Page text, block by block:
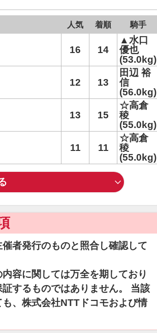
人気 着順 騎手
16 14
▲水口
優也
(53.0kg)
12 13
田辺 裕
信
(56.0kg)
13 15
☆高倉
稜
(55.0kg)
11 11
☆高倉
稜
(55.0kg)
者発行のものと照合し確認して
容に関しては万全を期しており
するものではありません。 当該
、株式会社NTTドコモおよび情